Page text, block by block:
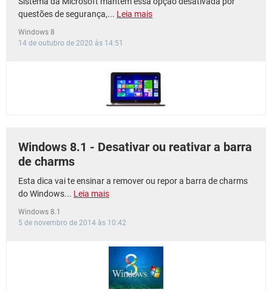
questões de segurança,... Leia mais
Windows 8
14 de outubro de 2020 às 14:51
Windows 8.1 - Desativar ou reativar a barra
de charms
Esta dica vai te ensinar a remover ou repor a barra de charms
do Windows... Leia mais
Windows 8.1
5 de novembro de 2014 às 10:42